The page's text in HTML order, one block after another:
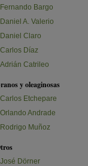
Fernando Bargo
Daniel A. Valerio
Daniel Claro
Carlos Díaz
Adrián Catrileo
y oleaginosas
Carlos Etchepare
Orlando Andrade
Rodrigo Muñoz
José Dörner